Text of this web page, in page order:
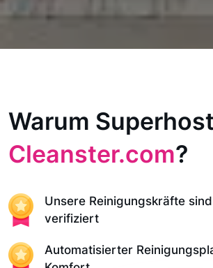
Warum
Cleanster.com?
Unsere Reinigungskräfte
verifiziert
Automatisierter